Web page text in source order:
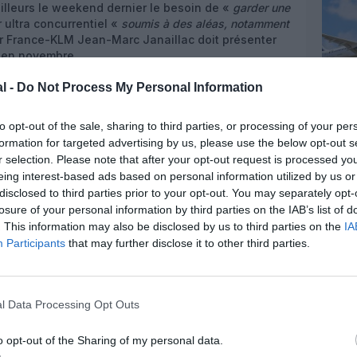
- Do Not Process My Personal Information
opt-out of the sale, sharing to third parties, or processing of your
for targeted advertising by us, please use the below opt-out
selection. Please note that after your opt-out request is processed
interest-based ads based on personal information utilized by us
to third parties prior to your opt-out. You may separately
of your personal information by third parties on the IAB’s list of
This information may also be disclosed by us to third parties on the
Participants that may further disclose it to other third parties.
Data Processing Opt Outs
opt-out of the Sharing of my personal data.
le weekend dernier le besoin de « garder une
concurrentiel « soumis à des aléas, notamment
France-KLM Jean-Marc Janaillac doit présenter
novembre.
apprécié l’article ?
nous, faites un don !
SOUTENIR